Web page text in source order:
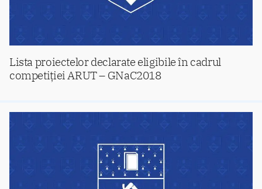
Lista proiectelor declarate eligibile în cadrul
competiției ARUT – GNaC2018